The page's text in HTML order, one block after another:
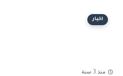
اخبار
منذ 3 سنة